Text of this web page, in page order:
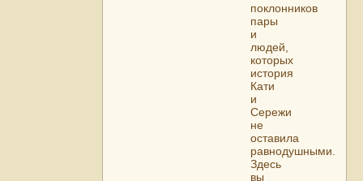
поклонников
пары
и
людей,
которых
история
Кати
и
Сережи
не
оставила
равнодушными.
Здесь
вы